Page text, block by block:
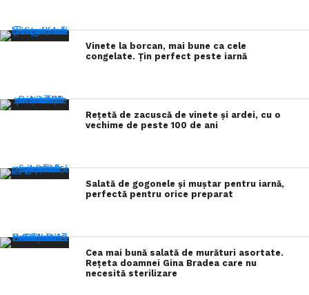
Vinete la borcan, mai bune ca cele
congelate. Țin perfect peste iarnă
Rețetă de zacuscă de vinete și ardei, cu o
vechime de peste 100 de ani
Salată de gogonele și muștar pentru iarnă,
perfectă pentru orice preparat
Cea mai bună salată de murături asortate.
Rețeta doamnei Gina Bradea care nu
necesită sterilizare